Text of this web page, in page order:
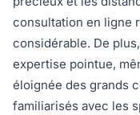
consultation en ligne
considérable. De
expertise pointue,
éloignée des grands
familiarisés avec les